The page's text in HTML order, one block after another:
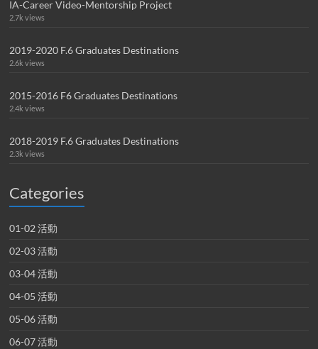
IA-Career Video-Mentorship Project
2.7k views
2019-2020 F.6 Graduates Destinations
2.6k views
2015-2016 F6 Graduates Destinations
2.4k views
2018-2019 F.6 Graduates Destinations
2.3k views
Categories
01-02 活動
02-03 活動
03-04 活動
04-05 活動
05-06 活動
06-07 活動